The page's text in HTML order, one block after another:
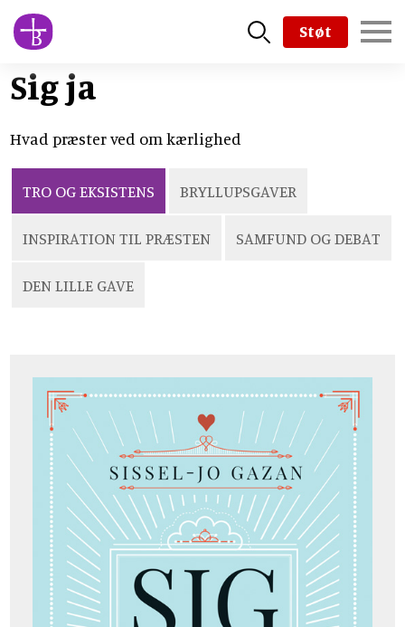
Skip
to
content
Støt
Sig ja
Hvad præster ved om kærlighed
TRO OG EKSISTENS BRYLLUPSGAVER
INSPIRATION TIL PRÆSTEN SAMFUND OG DEBAT
DEN LILLE GAVE